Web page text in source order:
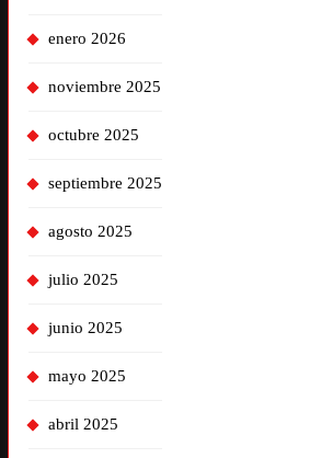
enero 2026
noviembre 2025
octubre 2025
septiembre 2025
agosto 2025
julio 2025
junio 2025
mayo 2025
abril 2025